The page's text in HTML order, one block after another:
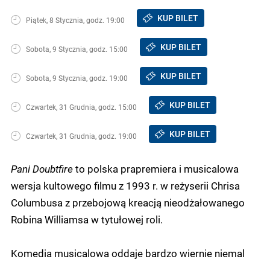
Piątek, 8 Stycznia, godz. 19:00 KUP BILET
Sobota, 9 Stycznia, godz. 15:00 KUP BILET
Sobota, 9 Stycznia, godz. 19:00 KUP BILET
Czwartek, 31 Grudnia, godz. 15:00 KUP BILET
Czwartek, 31 Grudnia, godz. 19:00 KUP BILET
Pani Doubtfireto polska prapremiera i musicalowa
wersja kultowego filmu z 1993 r. w reżyserii Chrisa
Columbusa z przebojową kreacją nieodżałowanego
Robina Williamsa w tytułowej roli.
Komedia musicalowa oddaje bardzo wiernie niemal